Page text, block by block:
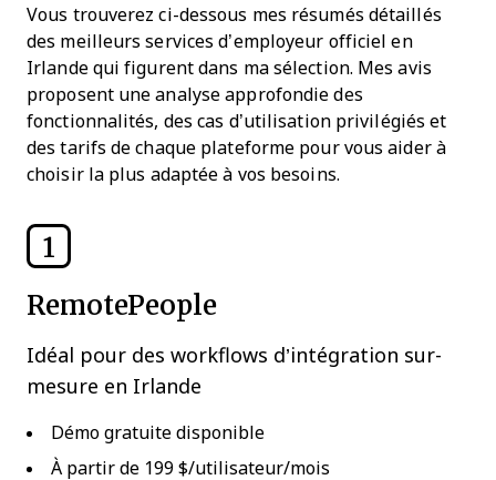
Vous trouverez ci-dessous mes résumés détaillés
des meilleurs services d’employeur officiel en
Irlande qui figurent dans ma sélection. Mes avis
proposent une analyse approfondie des
fonctionnalités, des cas d’utilisation privilégiés et
des tarifs de chaque plateforme pour vous aider à
choisir la plus adaptée à vos besoins.
1
RemotePeople
Idéal pour des workflows d’intégration sur-
mesure en Irlande
Démo gratuite disponible
À partir de 199 $/utilisateur/mois